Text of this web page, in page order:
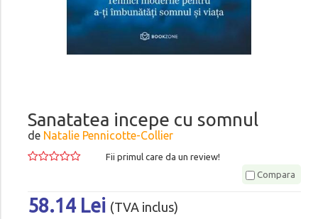
Sanatatea incepe cu somnul
de Natalie Pennicotte-Collier
Fii primul care da un review!
Compara
58.14 Lei (TVA inclus)